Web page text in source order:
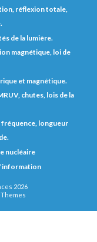
réflexion totale,
de la lumière.
magnétique, loi de
et magnétique.
chutes, lois de la
fréquence, longueur
nucléaire
2026